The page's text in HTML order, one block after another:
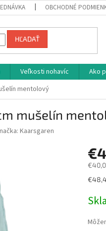
OBCHODNÉ
HĽADAŤ
Veľkosti nohavíc Ako
mentolový
mušelín
Kaarsgaren